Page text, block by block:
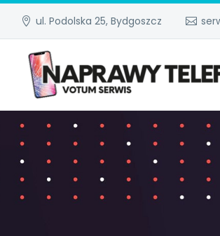
ul. Podolska 25, Bydgoszcz